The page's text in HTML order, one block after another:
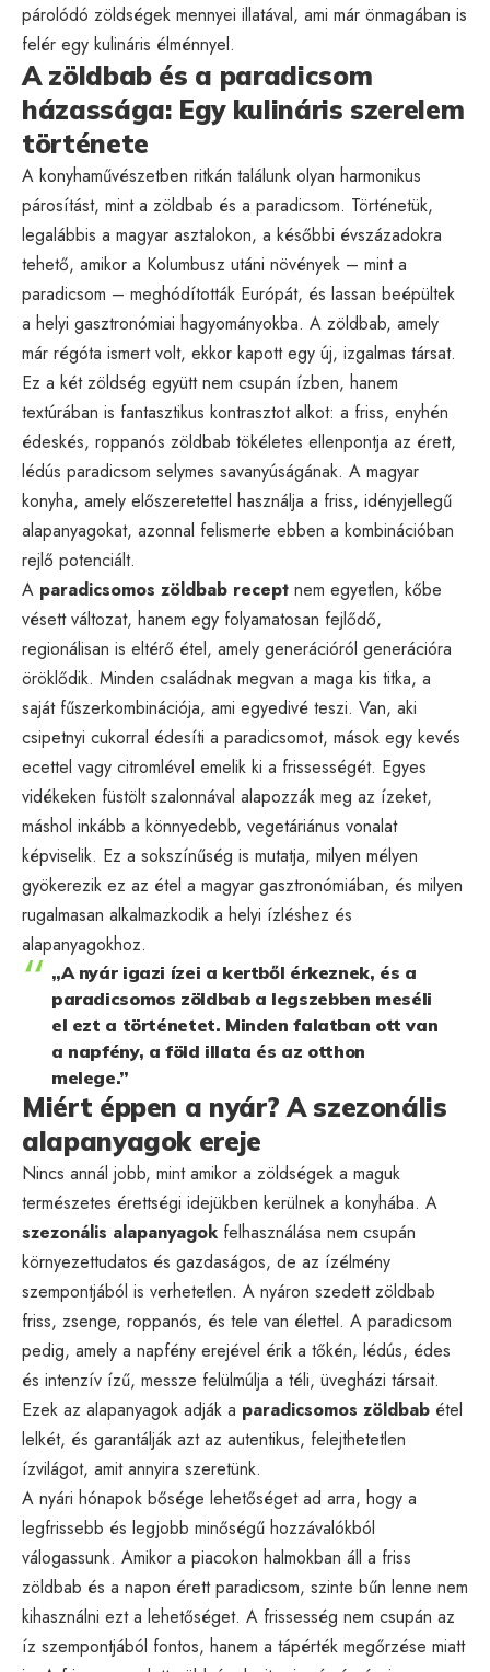
párolódó zöldségek mennyei illatával, ami már önmagában is
felér egy kulináris élménnyel.
A zöldbab és a paradicsom
házassága: Egy kulináris szerelem
története
A konyhaművészetben ritkán találunk olyan harmonikus
párosítást, mint a zöldbab és a paradicsom. Történetük,
legalábbis a magyar asztalokon, a későbbi évszázadokra
tehető, amikor a Kolumbusz utáni növények – mint a
paradicsom – meghódították Európát, és lassan beépültek
a helyi gasztronómiai hagyományokba. A zöldbab, amely
már régóta ismert volt, ekkor kapott egy új, izgalmas társat.
Ez a két zöldség együtt nem csupán ízben, hanem
textúrában is fantasztikus kontrasztot alkot: a friss, enyhén
édeskés, roppanós zöldbab tökéletes ellenpontja az érett,
lédús paradicsom selymes savanyúságának. A magyar
konyha, amely előszeretettel használja a friss, idényjellegű
alapanyagokat, azonnal felismerte ebben a kombinációban
rejlő potenciált.
A paradicsomos zöldbab recept nem egyetlen, kőbe
vésett változat, hanem egy folyamatosan fejlődő,
regionálisan is eltérő étel, amely generációról generációra
öröklődik. Minden családnak megvan a maga kis titka, a
saját fűszerkombinációja, ami egyedivé teszi. Van, aki
csipetnyi cukorral édesíti a paradicsomot, mások egy kevés
ecettel vagy citromlével emelik ki a frissességét. Egyes
vidékeken füstölt szalonnával alapozzák meg az ízeket,
máshol inkább a könnyedebb, vegetáriánus vonalat
képviselik. Ez a sokszínűség is mutatja, milyen mélyen
gyökerezik ez az étel a magyar gasztronómiában, és milyen
rugalmasan alkalmazkodik a helyi ízléshez és
alapanyagokhoz.
„A nyár igazi ízei a kertből érkeznek, és a
paradicsomos zöldbab a legszebben meséli
el ezt a történetet. Minden falatban ott van
a napfény, a föld illata és az otthon
melege.”
Miért éppen a nyár? A szezonális
alapanyagok ereje
Nincs annál jobb, mint amikor a zöldségek a maguk
természetes érettségi idejükben kerülnek a konyhába. A
szezonális alapanyagok felhasználása nem csupán
környezettudatos és gazdaságos, de az ízélmény
szempontjából is verhetetlen. A nyáron szedett zöldbab
friss, zsenge, roppanós, és tele van élettel. A paradicsom
pedig, amely a napfény erejével érik a tőkén, lédús, édes
és intenzív ízű, messze felülmúlja a téli, üvegházi társait.
Ezek az alapanyagok adják a paradicsomos zöldbab étel
lelkét, és garantálják azt az autentikus, felejthetetlen
ízvilágot, amit annyira szeretünk.
A nyári hónapok bősége lehetőséget ad arra, hogy a
legfrissebb és legjobb minőségű hozzávalókból
válogassunk. Amikor a piacokon halmokban áll a friss
zöldbab és a napon érett paradicsom, szinte bűn lenne nem
kihasználni ezt a lehetőséget. A frissesség nem csupán az
íz szempontjából fontos, hanem a tápérték megőrzése miatt